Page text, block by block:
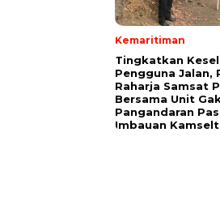
Kemaritiman
Tingkatkan
Pengguna Jalan,
Raharja Samsat
Bersama Unit
Pangandaran
Imbauan